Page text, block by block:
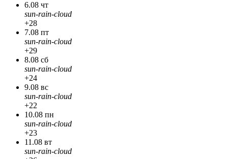
6.08 чт
sun-rain-cloud
+28
7.08 пт
sun-rain-cloud
+29
8.08 сб
sun-rain-cloud
+24
9.08 вс
sun-rain-cloud
+22
10.08 пн
sun-rain-cloud
+23
11.08 вт
sun-rain-cloud